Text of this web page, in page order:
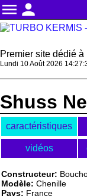
menu person
Premier site dédié
Lundi 10 Août 2026
Shuss
caractéristiques
vidéos
Constructeur:
Modèle: Chenille
Pays: France